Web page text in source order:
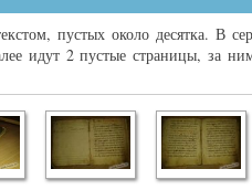
пустых около десятка. В
идут 2 пустые страницы, за